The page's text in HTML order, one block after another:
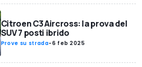
Citroen C3 Aircross: la prova del
SUV 7 posti ibrido
Prove su strada-6 feb 2025